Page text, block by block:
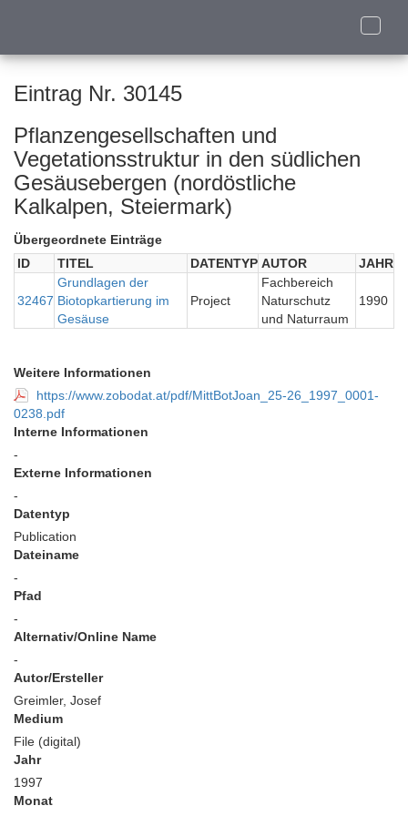
Toggle
Eintrag Nr. 30145
Pflanzengesellschaften und
Vegetationsstruktur in den südlichen
Gesäusebergen (nordöstliche
Kalkalpen, Steiermark)
Übergeordnete Einträge
ID
TITEL DATENTYP AUTOR JAHR
32467
Grundlagen der
Biotopkartierung im
Gesäuse
Project
Fachbereich
Naturschutz
und Naturraum
1990
Weitere Informationen
https://www.zobodat.at/pdf/MittBotJoan_25-26_1997_0001-
0238.pdf
Interne Informationen
-
Externe Informationen
-
Datentyp
Publication
Dateiname
-
Pfad
-
Alternativ/Online Name
-
Autor/Ersteller
Greimler, Josef
Medium
File (digital)
Jahr
1997
Monat